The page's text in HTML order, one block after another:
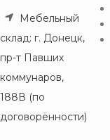
Мебельный
склад: г. Донецк,
пр-т Павших
коммунаров,
188В (по
договорённости)